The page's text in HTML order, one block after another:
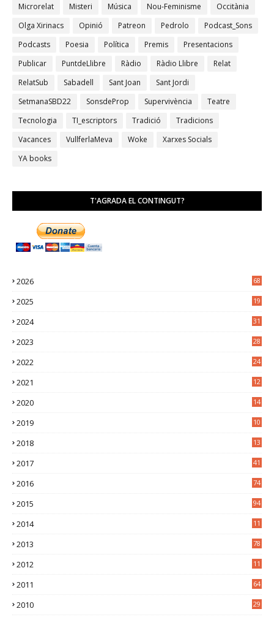
Microrelat
Misteri Música Nou-Feminisme
Occitània
Olga Xirinacs
Opinió Patreon Pedrolo
Podcast_Sons
Podcasts
Poesia Política Premis
Presentacions
Publicar
PuntdeLlibre Ràdio Ràdio Llibre
Relat
RelatSub
Sabadell Sant Joan
Sant Jordi
SetmanaSBD22
SonsdeProp Supervivència
Teatre
Tecnologia
TI_escriptors Tradició
Tradicions
Vacances
VullferlaMeva Woke
Xarxes Socials
YA books
T'AGRADA EL CONTINGUT?
2026 68
2025
19
2024
31
2023
28
2022
24
2021
12
2020
14
2019
10
2018
13
2017 41
2016 74
2015 94
2014
11
2013 78
2012
11
2011 64
2010 29